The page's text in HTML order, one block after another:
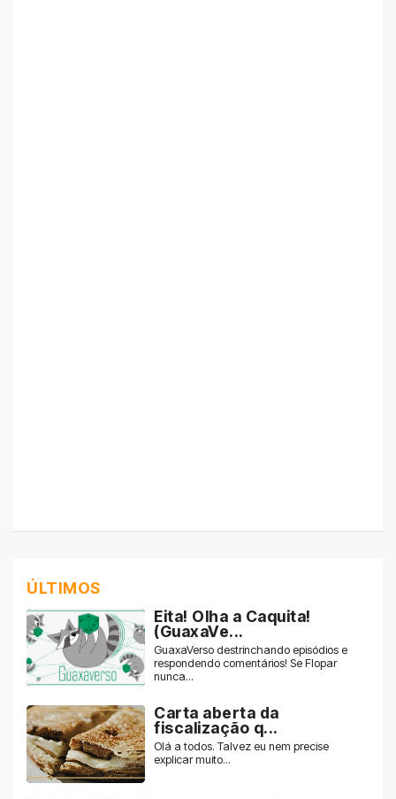
ÚLTIMOS
Eita! Olha a Caquita!
(GuaxaVe...
GuaxaVerso destrinchando episódios e
respondendo comentários! Se Flopar
nunca...
Carta aberta da
fiscalização q...
Olá a todos. Talvez eu nem precise
explicar muito...